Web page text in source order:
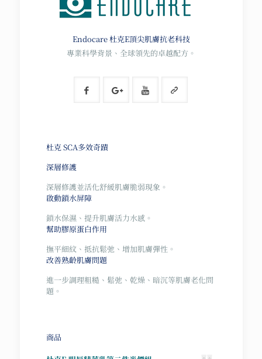
Endocare 杜克E頂尖肌膚抗老科技
專業科學背景、全球領先的卓越配方。
杜克 SCA多效奇蹟
深層修護
深層修護並活化舒緩肌膚脆弱現象。
啟動鎖水屏障
鎖水保濕、提升肌膚活力水感。
幫助膠原蛋白作用
撫平細紋、抵抗鬆弛、增加肌膚彈性。
改善熟齡肌膚問題
進一步調理粗糙、鬆弛、乾燥、暗沉等肌膚老化問
題。
商品